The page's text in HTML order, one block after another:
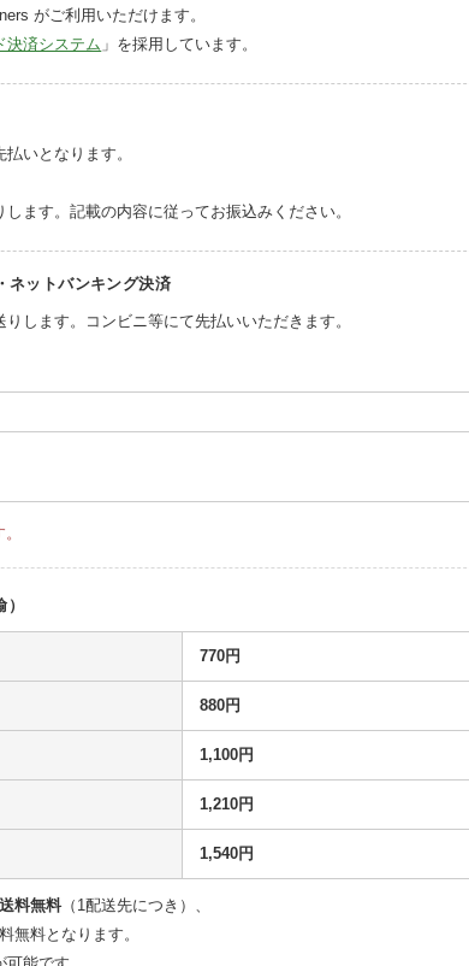
がご利用いただけます。
決済システム 」を採用しています。
いとなります。
ます。記載の内容に従ってお振込みください。
ネットバンキング決済
します。コンビニ等にて先払いいただきます。
770円
880円
1,100円
1,210円
1,540円
送料無料（1配送先につき）、
無料となります。